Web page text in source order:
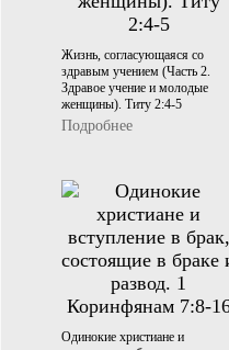
Жизнь, согласующаяся со
здравым учением (Часть 2.
Здравое учение и молодые
женщины). Титу 2:4-5
Подробнее
Одинокие христиане и